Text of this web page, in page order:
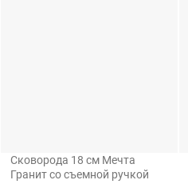
Сковорода 18 см Мечта
Гранит со съемной ручкой